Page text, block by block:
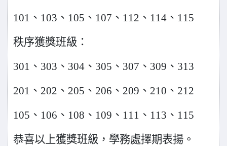
101 、 103 、 105 、 107 、 112 、 114 、 115
秩序獲獎班級：
301 、 303 、 304 、 305 、 307 、 309 、 313
201 、 202 、 205 、 206 、 209 、 210 、 212
105 、 106 、 108 、 109 、 111 、 113 、 115
恭喜以上獲獎班級，學務處擇期表揚。